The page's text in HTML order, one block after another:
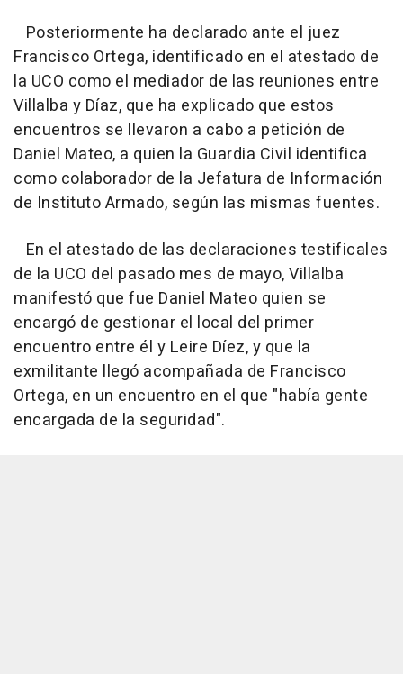
Posteriormente ha declarado ante el juez
Francisco Ortega, identificado en el atestado de
la UCO como el mediador de las reuniones entre
Villalba y Díaz, que ha explicado que estos
encuentros se llevaron a cabo a petición de
Daniel Mateo, a quien la Guardia Civil identifica
como colaborador de la Jefatura de Información
de Instituto Armado, según las mismas fuentes.
En el atestado de las declaraciones testificales
de la UCO del pasado mes de mayo, Villalba
manifestó que fue Daniel Mateo quien se
encargó de gestionar el local del primer
encuentro entre él y Leire Díez, y que la
exmilitante llegó acompañada de Francisco
Ortega, en un encuentro en el que "había gente
encargada de la seguridad".